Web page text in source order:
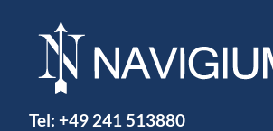
Tel: +49 241 513880